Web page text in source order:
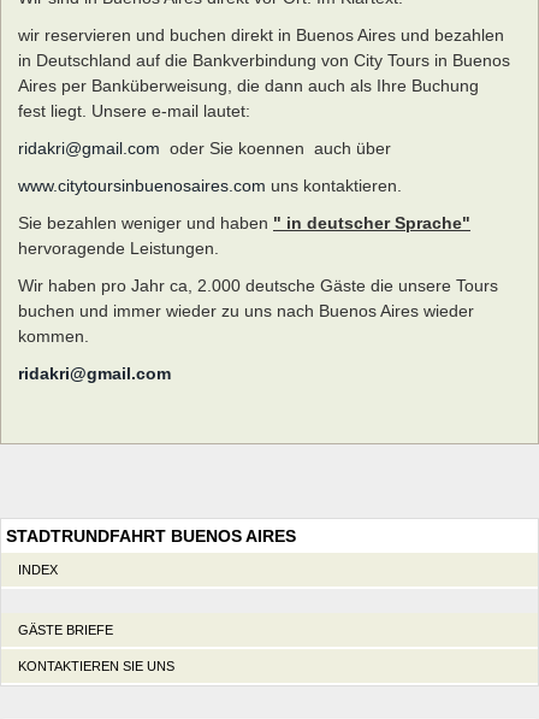
wir reservieren und buchen direkt in Buenos Aires und bezahlen
in Deutschland auf die Bankverbindung von City Tours in Buenos
Aires per Banküberweisung, die dann auch als Ihre Buchung
fest liegt. Unsere e-mail lautet:
ridakri@gmail.com oder Sie koennen auch über
www.citytoursinbuenosaires.com uns kontaktieren.
Sie bezahlen weniger und haben " in deutscher Sprache"
hervoragende Leistungen.
Wir haben pro Jahr ca, 2.000 deutsche Gäste die unsere Tours
buchen und immer wieder zu uns nach Buenos Aires wieder
kommen.
ridakri@gmail.com
STADTRUNDFAHRT BUENOS AIRES
INDEX
GÄSTE BRIEFE
KONTAKTIEREN SIE UNS